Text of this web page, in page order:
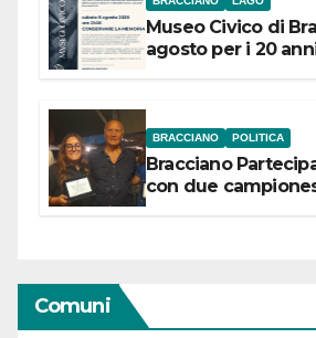
Museo Civico di
agosto per i 20
BRACCIANO POLITICA
Bracciano
con due
Comuni